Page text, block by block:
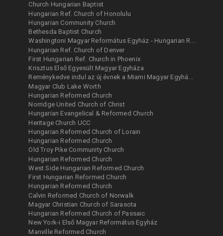
Church Hungarian Baptist
Hungarian Ref. Church of Honolulu
Hungarian Community Church
Bethesda Baptist Church
Washingtoni Magyar Református Egyház - Hungarian R...
Hungarian Ref. Church of Denver
First Hungarian Ref. Church in Phoenix
Krisztus Első Egyesült Magyar Egyháza
Reménykedve indul az új évnek a Miami Magyar Egyhá...
Magyar Club Lake Worth
Hungarian Reformed Church
Norridge United Church of Christ
Hungarian Evangelical & Reformed Church
Heritage Church UCC
Hungarian Reformed Church of Lorain
Hungarian Reformed Church
Old Troy Pike Community Church
Hungarian Reformed Church
West Side Hungarian Reformed Church
First Hungarian Reformed Church
Hungarian Reformed Church
Calvin Reformed Church of Norwalk
Magyar Christian Church of Sarasota
Hungarian Reformed Church of Passaic
New York-i Első Magyar Református Egyház
Manville Reformed Church